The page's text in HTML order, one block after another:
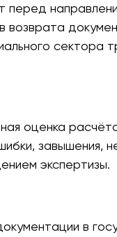
возврата
сектора
оценка
завышения,
экспертизы.
в